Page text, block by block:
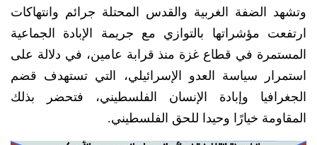
وتشهد الضفة الغربية والقدس المحتلة جرائم وانتهاكات
ارتفعت مؤشراتها بالتوازي مع جريمة الإبادة الجماعية
المستمرة في قطاع غزة منذ قرابة عامين، في دلالة على
استمرار سياسة العدو الإسرائيلي، التي تستهدف قضم
الجغرافيا وإبادة الإنسان الفلسطيني، فتحضر بذلك
المقاومة خيارًا وحيدا للحق الفلسطيني.